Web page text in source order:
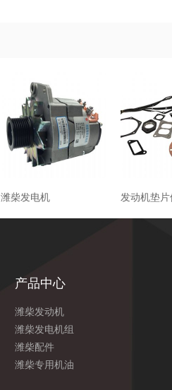
潍柴发电机 发动机垫
产品中心
潍柴发动机
潍柴发电机组
潍柴配件
潍柴专用机油